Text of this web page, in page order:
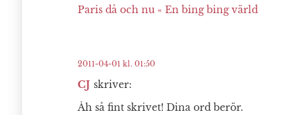
Paris då och nu « En bing bing värld
CJ skriver:
2011-04-01 kl. 01:50
Åh så fint skrivet! Dina ord berör.